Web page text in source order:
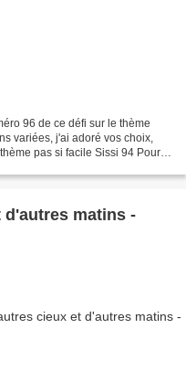
96 de ce défi sur le thème
variées, j'ai adoré vos choix,
pas si facile Sissi 94 Pour
matins -